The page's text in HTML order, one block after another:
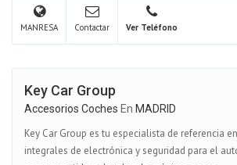
MANRESA Contactar Ver Teléfono
Key Car Group
Accesorios Coches En MADRID
Key Car Group es tu especialista de referencia
integrales de electrónica y seguridad para el